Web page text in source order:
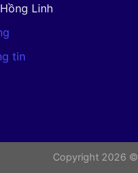
Linh
tin
Copyright 2026 ©